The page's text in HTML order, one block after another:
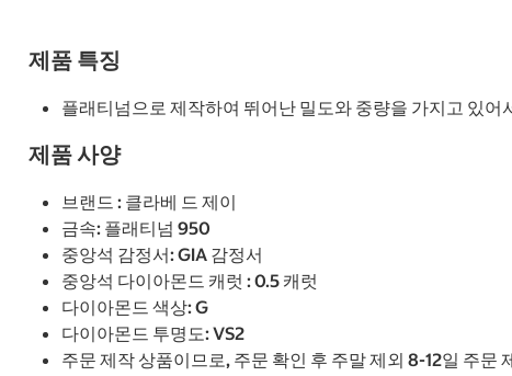
제품 특징
플래티넘으로 제작하여 뛰어난 밀도와 중량을 가지고 있
제품 사양
브랜드 : 클라베 드 제이
금속: 플래티넘 950
중앙석 감정서: GIA 감정서
중앙석 다이아몬드 캐럿 : 0.5 캐럿
다이아몬드 색상: G
다이아몬드 투명도: VS2
주문 제작 상품이므로, 주문 확인 후 주말 제외 8-12일 주문